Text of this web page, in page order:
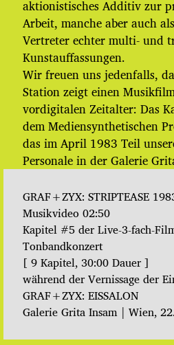
aktionistisches Additiv zur
Arbeit, manche aber auch
Vertreter echter multi- und
Kunstauffassungen.
Wir freuen uns jedenfalls,
Station zeigt einen
vordigitalen Zeitalter: Das
dem Mediensynthetischen
das im April 1983 Teil
Personale in der Galerie
GRAF+ZYX: STRIPTEASE
Musikvideo 02:50
Kapitel #5 der Live-3-fach-
Tonbandkonzert
[ 9 Kapitel, 30:00 Dauer ]
während der Vernissage der
GRAF+ZYX: EISSALON
Galerie Grita Insam | Wien,